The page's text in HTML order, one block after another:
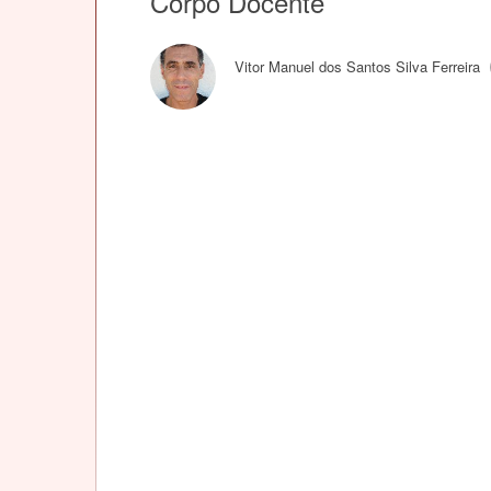
Vitor Manuel dos Santos Silva Ferreira